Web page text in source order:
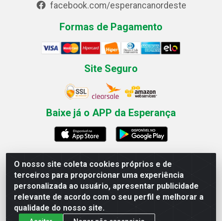
O nosso site coleta cookies próprios e de
terceiros para proporcionar uma experiência
personalizada ao usuário, apresentar publicidade
relevante de acordo com o seu perfil e melhorar a
qualidade do nosso site.
facebook.com/esperancanordeste
Formas de Pagamento
Site Seguro
Baixe já o APP da Esperança
Esperança Nordeste - Rua Professor Caldas Filho, 291 -
Estância - Recife / PE CEP: 50771-335 - CNPJ
03.666.136/0001-23